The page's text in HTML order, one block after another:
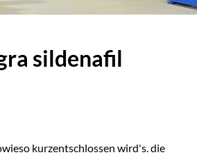
sildenafil
kurzentschlossen wird's. die